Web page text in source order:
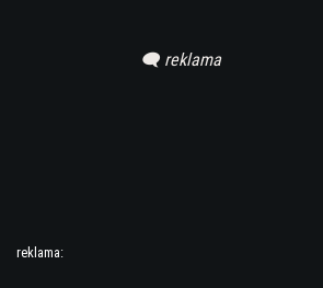
reklama: